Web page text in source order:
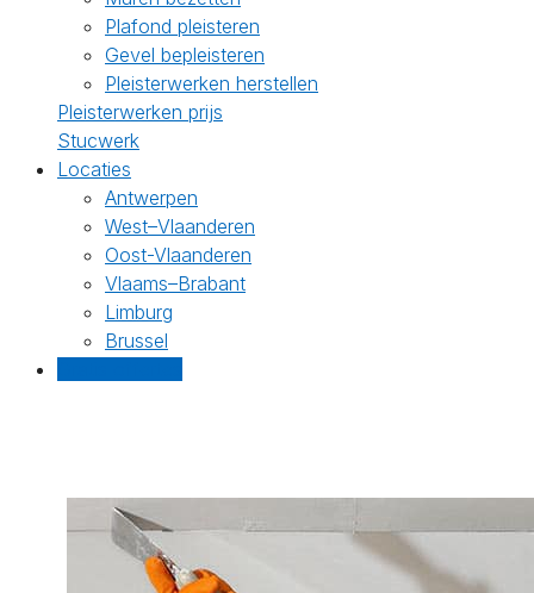
Plafond pleisteren
Gevel bepleisteren
Pleisterwerken herstellen
Pleisterwerken prijs
Stucwerk
Locaties
Antwerpen
West–Vlaanderen
Oost-Vlaanderen
Vlaams–Brabant
Limburg
Brussel